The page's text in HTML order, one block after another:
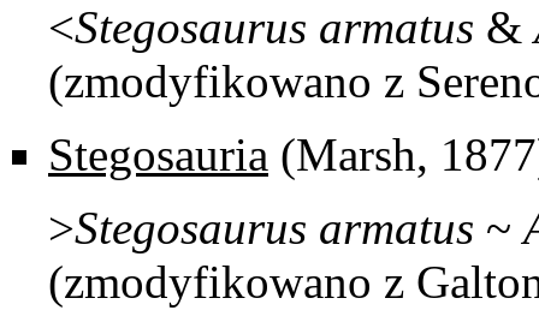
<Stegosaurus armatus &
(zmodyfikowano z
Stegosauria (Marsh,
>Stegosaurus armatus ~
(zmodyfikowano z